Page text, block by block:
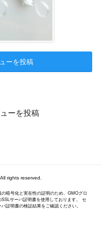
ーを投稿
ーを投稿
rights reserved.
暗号化と実在性の証明のため、GMOグロ
サーバ証明書を使用しております。 セ
証明書の検証結果をご確認ください。